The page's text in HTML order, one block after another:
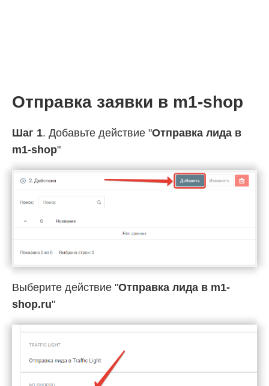
Отправка заявки в m1-shop
Шаг 1. Добавьте действие "Отправка лида в
m1-shop"
Выберите действие "Отправка лида в m1-
shop.ru"